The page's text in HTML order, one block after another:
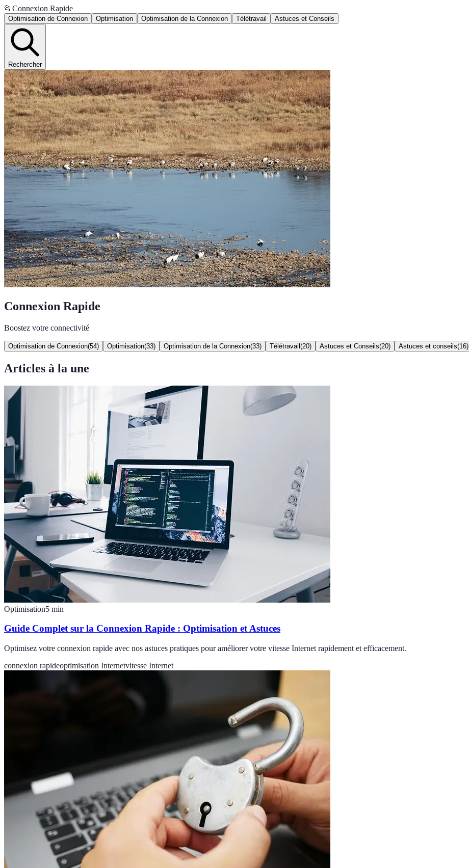
📂 Connexion Rapide
Optimisation de Connexion Optimisation Optimisation de la Connexion Télétravail Astuces et Conseils
Rechercher
Connexion Rapide
Boostez votre connectivité
Optimisation de Connexion(54) Optimisation(33) Optimisation de la Connexion(33) Télétravail (20) Astuces et Conseils(20) Astuces et conseils(16)
Articles à la une
Optimisation5 min
Guide Complet sur la Connexion Rapide : Optimisation et Astuces
Optimisez votre connexion rapide avec nos astuces pratiques pour améliorer votre vitesse Internet rapidement et efficacement.
connexion rapideoptimisation Internetvitesse Internet